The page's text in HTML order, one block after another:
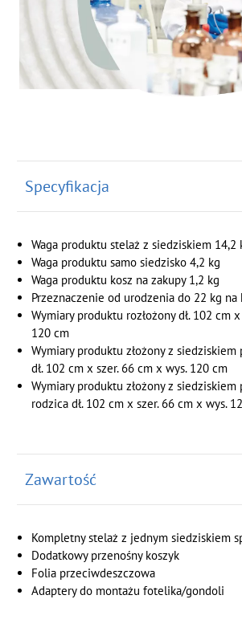
Specyfikacja
Waga produktu stelaż z siedziskiem 14,2
Waga produktu samo siedzisko 4,2 kg
Waga produktu kosz na zakupy 1,2 kg
Przeznaczenie od urodzenia do 22 kg na
Wymiary produktu rozłożony dł. 102 cm
120 cm
Wymiary produktu złożony z
dł. 102 cm x szer. 66 cm x wys. 120 cm
Wymiary produktu złożony z siedziskiem
rodzica dł. 102 cm x szer. 66 cm x wys.
Zawartość
Kompletny stelaż z jednym siedziskiem
Dodatkowy przenośny koszyk
Folia przeciwdeszczowa
Adaptery do montażu fotelika/gondoli